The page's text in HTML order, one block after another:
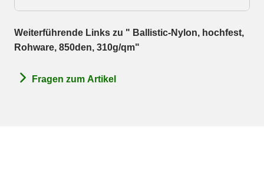
Weiterführende Links zu " Ballistic-Nylon, hochfest,
Rohware, 850den, 310g/qm"
Fragen zum Artikel